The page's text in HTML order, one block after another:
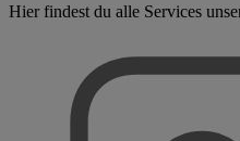
Hier findest du alle Services